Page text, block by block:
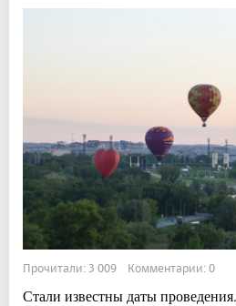
Прочитали: 3 009 Комментарии: 0
Стали известны даты проведения.